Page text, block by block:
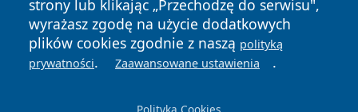
strony lub klikając „Przechodzę do serwisu",
wyrażasz zgodę na użycie dodatkowych
plików cookies zgodnie z naszą polityką
prywatności. Zaawansowane ustawienia .
Prywatności
Cookies